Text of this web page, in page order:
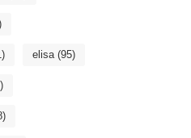
elisa(95)